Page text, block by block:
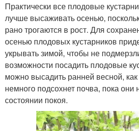
Практически все плодовые
лучше высаживать осенью,
рано трогаются в рост. Для
осенью плодовых кустарников
укрывать зимой, чтобы не
возможности посадить плодовые
можно высадить ранней весной, как
немного подсохнет почва, пока они
состоянии покоя.